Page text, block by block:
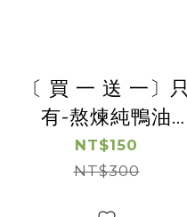
〔 買 一 送 一〕只
有-熬煉純鴨油
【惜福良品優惠】
(有效日期
NT$150
NT$300